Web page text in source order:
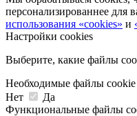
персонализированнее для
использования «cookies» и
Настройки cookies
Выберите, какие файлы
Необходимые файлы cookie
Нет
Да
Функциональные файлы